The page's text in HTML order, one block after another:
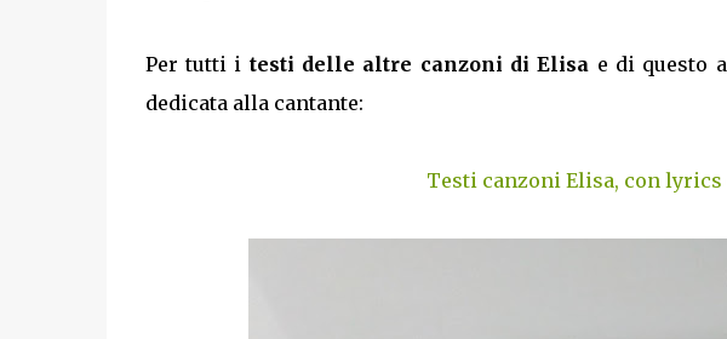
Per tutti i testi delle altre canzoni di Elisa e di questo
dedicata alla cantante:
Testi canzoni Elisa, con